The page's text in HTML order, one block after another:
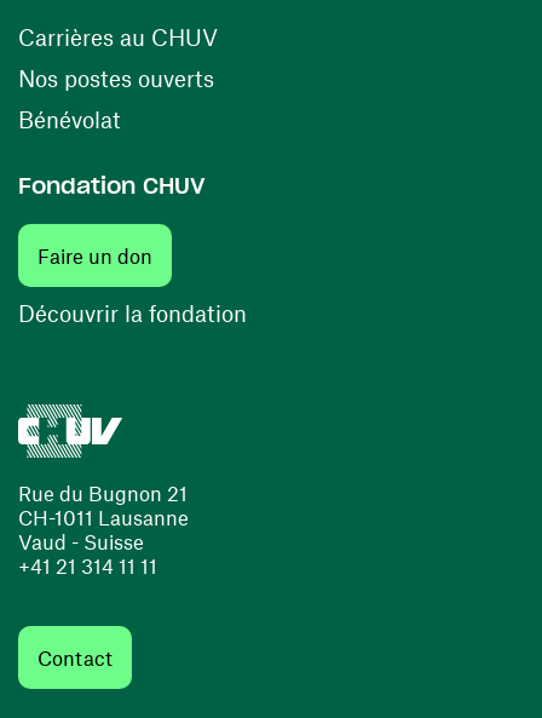
Rue du Bugnon 21
CH-1011 Lausanne
Vaud - Suisse
+41 21 314 11 11
Contact
Carrières au CHUV(ouvre une nouvelle fenêtre)
Nos postes ouverts(ouvre une nouvelle fenêtre)
Bénévolat
Fondation CHUV
Faire un don
Découvrir la fondation